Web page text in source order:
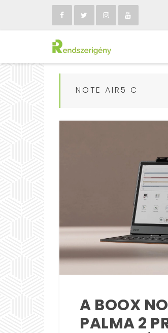
NOTE AIR5 C
A BOOX
PALMA 2